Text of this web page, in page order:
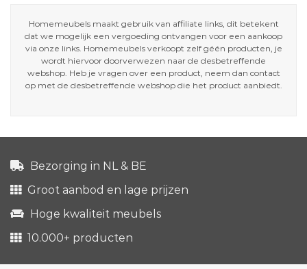
Homemeubels maakt gebruik van affiliate links, dit betekent
dat we mogelijk een vergoeding ontvangen voor een aankoop
via onze links. Homemeubels verkoopt zelf géén producten, je
wordt hiervoor doorverwezen naar de desbetreffende
webshop. Heb je vragen over een product, neem dan contact
op met de desbetreffende webshop die het product aanbiedt.
Bezorging in NL & BE
Groot aanbod en lage prijzen
Hoge kwaliteit meubels
10.000+ producten